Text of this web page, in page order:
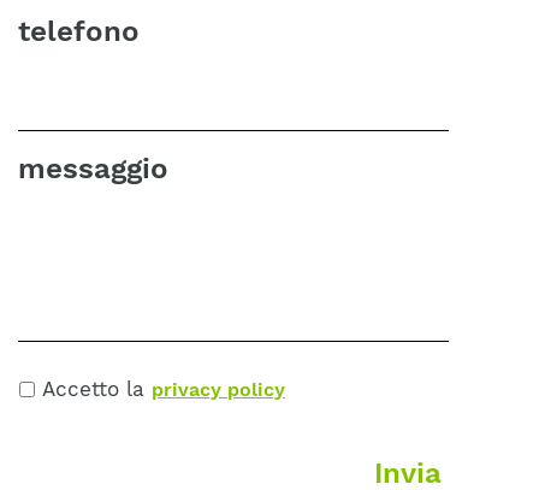
telefono
messaggio
Accetto la privacy policy